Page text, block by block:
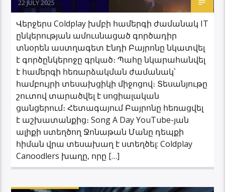
22 JULY 2025
Վերջերս Coldplay խմբի համերգի ժամանակ IT
ընկերության ամուսնացած գործադիր
տնօրեն աստղագետ Էնդի Բայրոնը նկատվել
է գործընկերոջը գրկած։ Պահը նկարահանվել
է համերգի հեռարձակման ժամանակ՝
համբույրի տեսախցիկի միջոցով։ Տեսանյութը
շուտով տարածվել է սոցիալական
ցանցերում։ Հետագայում Բայրոնը հեռացվել
է աշխատանքից։ Song A Day YouTube-յան
ալիքի ստեղծող Ջոնաթան Մանը դեպքի
հիման վրա տեսախաղ է ստեղծել: Coldplay
Canoodlers խաղը, որը […]